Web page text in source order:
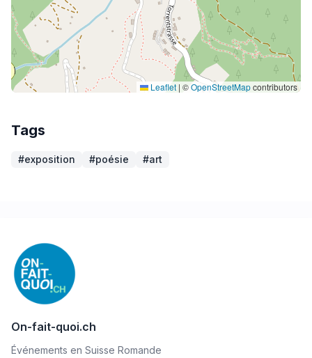
Leaflet | ©OpenStreetMapcontributors
Tags
#exposition #poésie #art
On-fait-quoi.ch
Événements en Suisse Romande